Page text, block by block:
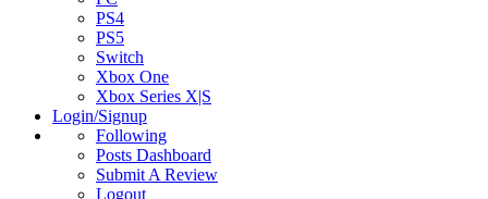
PS4
PS5
Switch
Xbox One
Xbox Series X|S
Login/Signup
Following
Posts Dashboard
Submit A Review
Logout